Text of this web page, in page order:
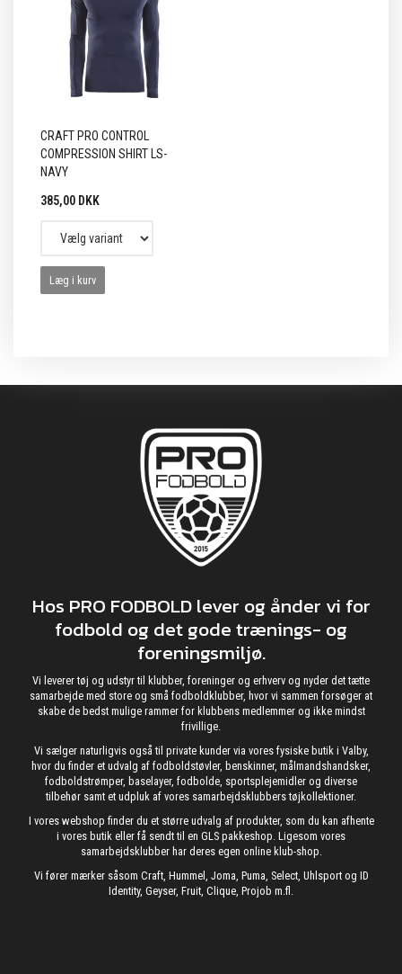
CRAFT PRO CONTROL
COMPRESSION SHIRT LS-
NAVY
385,00 DKK
Læg i kurv
Hos PRO FODBOLD lever og ånder vi for
fodbold og det gode trænings- og
foreningsmiljø.
Vi leverer tøj og udstyr til klubber, foreninger og erhverv og nyder det tætte
samarbejde med store og små fodboldklubber, hvor vi sammen forsøger at
skabe de bedst mulige rammer for klubbens medlemmer og ikke mindst
frivillige.
Vi sælger naturligvis også til private kunder via vores fysiske butik i Valby,
hvor du finder et udvalg af fodboldstøvler, benskinner, målmandshandsker,
fodboldstrømper, baselayer, fodbolde, sportsplejemidler og diverse
tilbehør samt et udpluk af vores samarbejdsklubbers tøjkollektioner.
I vores webshop finder du et større udvalg af produkter, som du kan afhente
i vores butik eller få sendt til en GLS pakkeshop. Ligesom vores
samarbejdsklubber har deres egen online klub-shop.
Vi fører mærker såsom Craft, Hummel, Joma, Puma, Select, Uhlsport og ID
Identity, Geyser, Fruit, Clique, Projob m.fl.